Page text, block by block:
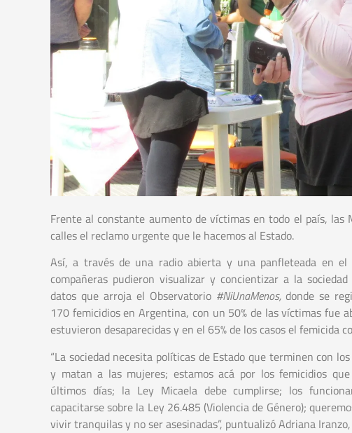
Frente al constante aumento de víctimas en todo el país, las
calles el reclamo urgente que le hacemos al Estado.
Así, a través de una radio abierta y una panfleteada en
compañeras pudieron visualizar y concientizar a la
datos que arroja el Observatorio #NiUnaMenos, donde se
170 femicidios en Argentina, con un 50% de las víctimas fue
estuvieron desaparecidas y en el 65% de los casos el femicida
“La sociedad necesita políticas de Estado que terminen con
y matan a las mujeres; estamos acá por los femicidios
últimos días; la Ley Micaela debe cumplirse; los
capacitarse sobre la Ley 26.485 (Violencia de Género);
vivir tranquilas y no ser asesinadas”, puntualizó Adriana